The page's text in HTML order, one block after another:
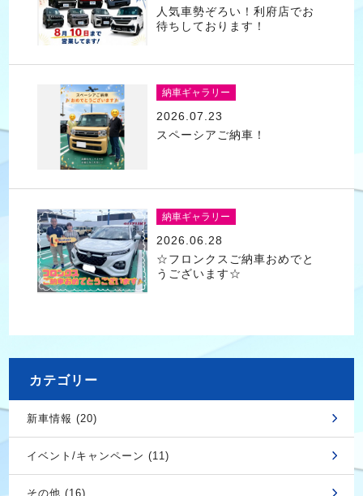
人気車勢ぞろい！利府店でお
待ちしております！
納車ギャラリー
2026.07.23
スペーシアご納車！
納車ギャラリー
2026.06.28
☆フロンクスご納車おめでと
うございます☆
カテゴリー
新車情報 (20)
イベント/キャンペーン (11)
その他 (16)